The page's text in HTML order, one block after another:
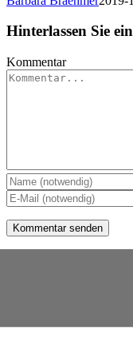
Hinterlassen Sie
Kommentar